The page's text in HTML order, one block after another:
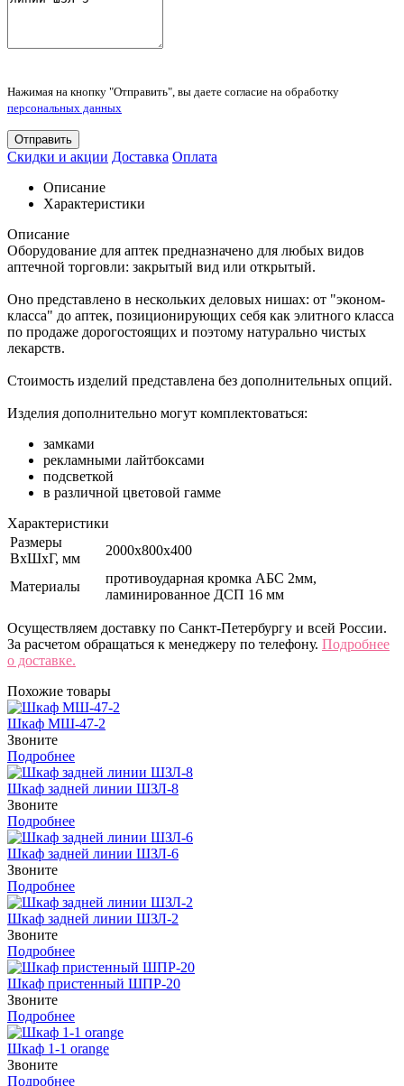
Нажимая на кнопку "Отправить", вы даете согласие на обработку
персональных данных
Отправить
Скидки и акции Доставка Оплата
Описание
Характеристики
Описание
Оборудование для аптек предназначено для любых видов
аптечной торговли: закрытый вид или открытый.
Оно представлено в нескольких деловых нишах: от "эконом-
класса" до аптек, позиционирующих себя как элитного класса
по продаже дорогостоящих и поэтому натурально чистых
лекарств.
Стоимость изделий представлена без дополнительных опций.
Изделия дополнительно могут комплектоваться:
замками
рекламными лайтбоксами
подсветкой
в различной цветовой гамме
Характеристики
Размеры
ВхШхГ, мм
2000х800x400
Материалы
противоударная кромка АБС 2мм,
ламинированное ДСП 16 мм
Осуществляем доставку по Санкт-Петербургу и всей России.
За расчетом обращаться к менеджеру по телефону. Подробнее
о доставке.
Похожие товары
Шкаф МШ-47-2
Звоните
Подробнее
Шкаф задней линии ШЗЛ-8
Звоните
Подробнее
Шкаф задней линии ШЗЛ-6
Звоните
Подробнее
Шкаф задней линии ШЗЛ-2
Звоните
Подробнее
Шкаф пристенный ШПР-20
Звоните
Подробнее
Шкаф 1-1 orange
Звоните
Подробнее